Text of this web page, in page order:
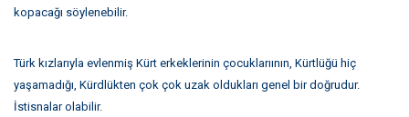
kopacağı söylenebilir.
Türk kızlarıyla evlenmiş Kürt erkeklerinin çocuklarıının, Kürtlüğü hiç
yaşamadığı, Kürdlükten çok çok uzak oldukları genel bir doğrudur.
İstisnalar olabilir.